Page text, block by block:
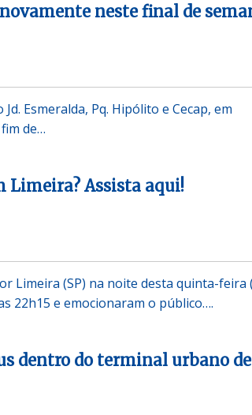
neste final de
Esmeralda, Pq. Hipólito e Cecap, em
de…
Limeira? Assista aqui!
Limeira (SP) na noite desta quinta-feira
22h15 e emocionaram o público….
dentro do terminal urbano de